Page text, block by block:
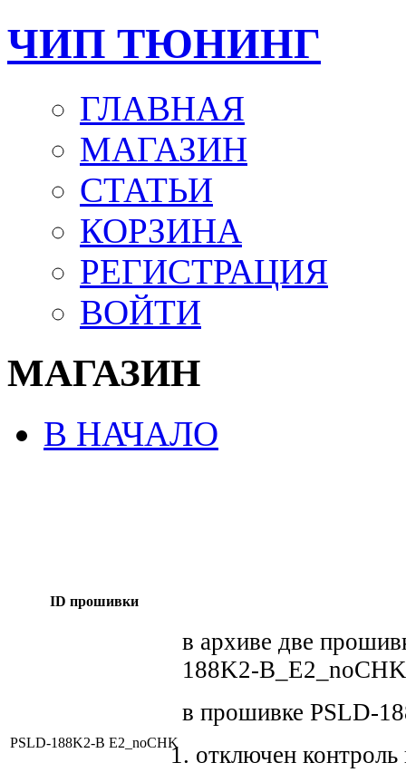
ЧИП ТЮНИНГ
ГЛАВНАЯ
МАГАЗИН
СТАТЬИ
КОРЗИНА
РЕГИСТРАЦИЯ
ВОЙТИ
МАГАЗИН
В НАЧАЛО
ID прошивки
PSLD-188K2-B E2_noCHK
в архиве две
188K2-
в прошивке PSLD-
отключен контроль